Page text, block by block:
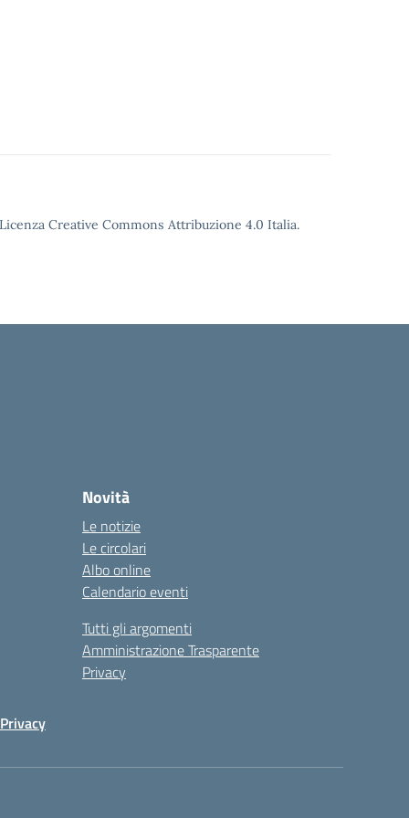
Creative Commons Attribuzione 4.0 Italia.
Novità
Le notizie
Le circolari
Albo online
Calendario eventi
Tutti gli argomenti
Amministrazione Trasparente
Privacy
Privacy